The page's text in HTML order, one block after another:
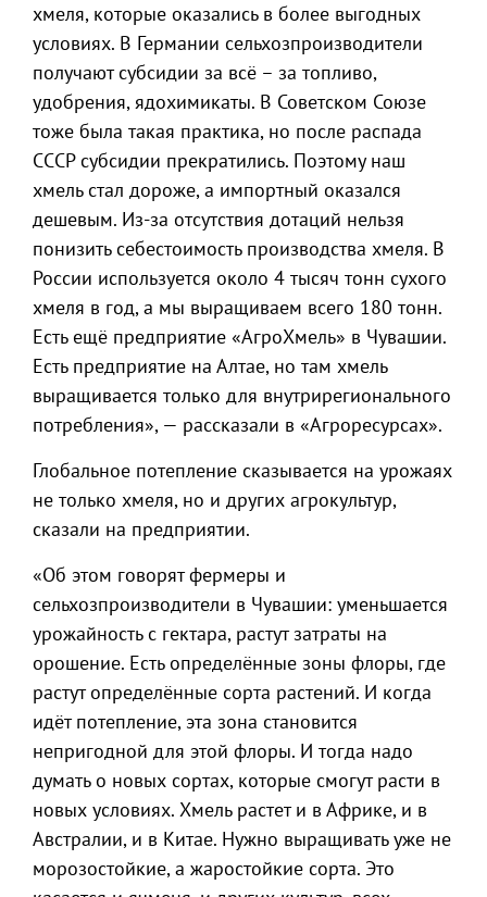
хмеля, которые оказались в более выгодных
условиях. В Германии сельхозпроизводители
получают субсидии за всё – за топливо,
удобрения, ядохимикаты. В Советском Союзе
тоже была такая практика, но после распада
СССР субсидии прекратились. Поэтому наш
хмель стал дороже, а импортный оказался
дешевым. Из-за отсутствия дотаций нельзя
понизить себестоимость производства хмеля. В
России используется около 4 тысяч тонн сухого
хмеля в год, а мы выращиваем всего 180 тонн.
Есть ещё предприятие «АгроХмель» в Чувашии.
Есть предприятие на Алтае, но там хмель
выращивается только для внутрирегионального
потребления», — рассказали в «Агроресурсах».
Глобальное потепление сказывается на урожаях
не только хмеля, но и других агрокультур,
сказали на предприятии.
«Об этом говорят фермеры и
сельхозпроизводители в Чувашии: уменьшается
урожайность с гектара, растут затраты на
орошение. Есть определённые зоны флоры, где
растут определённые сорта растений. И когда
идёт потепление, эта зона становится
непригодной для этой флоры. И тогда надо
думать о новых сортах, которые смогут расти в
новых условиях. Хмель растет и в Африке, и в
Австралии, и в Китае. Нужно выращивать уже не
морозостойкие, а жаростойкие сорта. Это